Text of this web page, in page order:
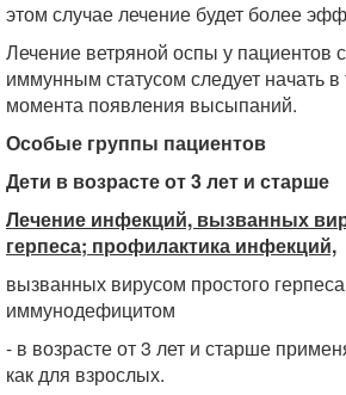
этом случае лечение будет более
Лечение ветряной оспы у пациентов
иммунным статусом следует начать в
момента появления высыпаний.
Особые группы пациентов
Дети в возрасте от 3 лет и старше
Лечение инфекций, вызванных
герпеса; профилактика инфекций,
вызванных вирусом простого
иммунодефицитом
- в возрасте от 3 лет и старше
как для взрослых.